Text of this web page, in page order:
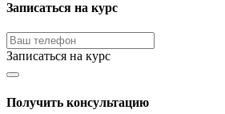
Записаться на курс
Записаться на курс
Получить консультацию